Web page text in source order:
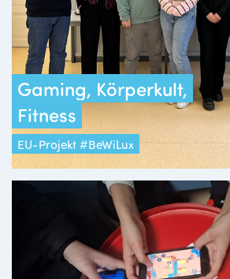
Gaming, Körperkult,
Fitness
EU-Projekt #BeWiLux